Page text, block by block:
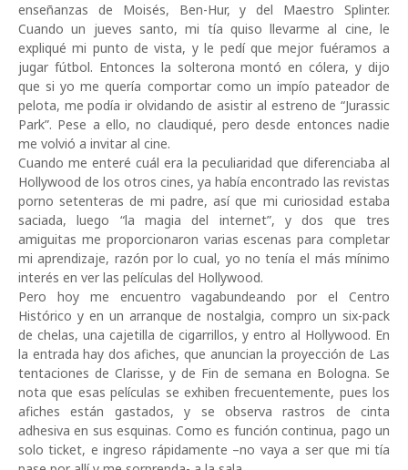
enseñanzas de Moisés, Ben-Hur, y del Maestro Splinter.
Cuando un jueves santo, mi tía quiso llevarme al cine, le
expliqué mi punto de vista, y le pedí que mejor fuéramos a
jugar fútbol. Entonces la solterona montó en cólera, y dijo
que si yo me quería comportar como un impío pateador de
pelota, me podía ir olvidando de asistir al estreno de “Jurassic
Park”. Pese a ello, no claudiqué, pero desde entonces nadie
me volvió a invitar al cine.
Cuando me enteré cuál era la peculiaridad que diferenciaba al
Hollywood de los otros cines, ya había encontrado las revistas
porno setenteras de mi padre, así que mi curiosidad estaba
saciada, luego “la magia del internet”, y dos que tres
amiguitas me proporcionaron varias escenas para completar
mi aprendizaje, razón por lo cual, yo no tenía el más mínimo
interés en ver las películas del Hollywood.
Pero hoy me encuentro vagabundeando por el Centro
Histórico y en un arranque de nostalgia, compro un six-pack
de chelas, una cajetilla de cigarrillos, y entro al Hollywood. En
la entrada hay dos afiches, que anuncian la proyección de Las
tentaciones de Clarisse, y de Fin de semana en Bologna. Se
nota que esas películas se exhiben frecuentemente, pues los
afiches están gastados, y se observa rastros de cinta
adhesiva en sus esquinas. Como es función continua, pago un
solo ticket, e ingreso rápidamente –no vaya a ser que mi tía